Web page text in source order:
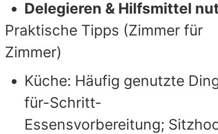
Delegieren & Hilfsmittel
Praktische Tipps (Zimmer für
Zimmer)
Küche: Häufig genutzte
für-Schritt-
Essensvorbereitung;